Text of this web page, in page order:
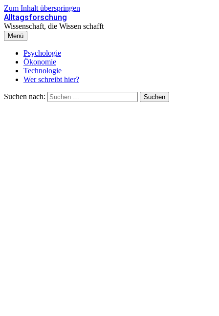
Zum Inhalt überspringen
Alltagsforschung
Wissenschaft, die Wissen schafft
Menü
Psychologie
Ökonomie
Technologie
Wer schreibt hier?
Suchen nach: